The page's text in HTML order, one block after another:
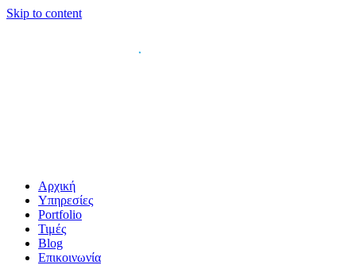
Skip to content
Αρχική
Υπηρεσίες
Portfolio
Τιμές
Blog
Επικοινωνία